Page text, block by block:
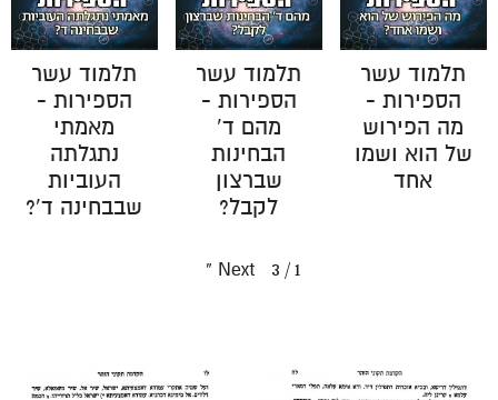
תלמוד עשר
הספירות -
מאמתי
נתגלתה
העוביות
שבבחינה ד'?
תלמוד עשר
הספירות -
מהם ד'
הבחינות
שברצון
לקבל?
תלמוד עשר
הספירות -
מה הפירוש
של הוא ושמו
אחד
1
/
3
Next
»